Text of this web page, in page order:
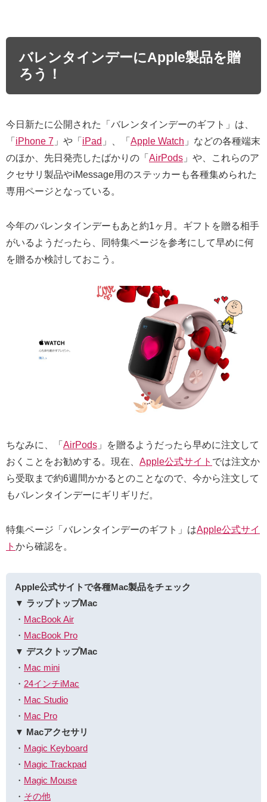
バレンタインデーにApple製品を贈
ろう！
今日新たに公開された「バレンタインデーのギフト」は、
「 iPhone 7 」や「 iPad 」、「 Apple Watch 」などの各種端末
のほか、先日発売したばかりの「 AirPods 」や、これらのア
クセサリ製品やiMessage用のステッカーも各種集められた
専用ページとなっている。
今年のバレンタインデーもあと約1ヶ月。ギフトを贈る相手
がいるようだったら、同特集ページを参考にして早めに何
を贈るか検討しておこう。
ちなみに、「 AirPods 」を贈るようだったら早めに注文して
おくことをお勧めする。現在、 Apple公式サイト では注文か
ら受取まで約6週間かかるとのことなので、今から注文して
もバレンタインデーにギリギリだ。
特集ページ「バレンタインデーのギフト」はApple公式サイ
ト から確認を。
Apple公式サイトで各種Mac製品をチェック
▼ ラップトップMac
・ MacBook Air
・ MacBook Pro
▼ デスクトップMac
・ Mac mini
・ 24インチiMac
・ Mac Studio
・ Mac Pro
▼ Macアクセサリ
・ Magic Keyboard
・ Magic Trackpad
・ Magic Mouse
・ その他